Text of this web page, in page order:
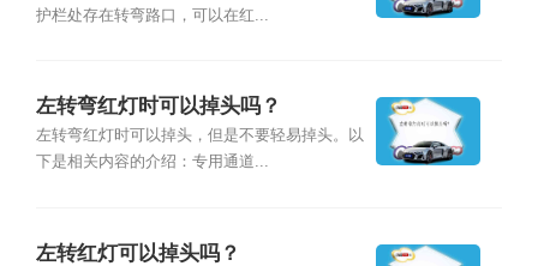
护栏处存在转弯路口，可以在红...
左转弯红灯时可以掉头吗？
左转弯红灯时可以掉头，但是不要轻易掉头。以
下是相关内容的介绍：专用通道...
左转红灯可以掉头吗？